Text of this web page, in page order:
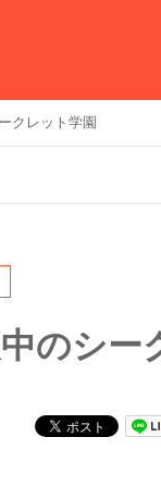
クレット学園
のシー